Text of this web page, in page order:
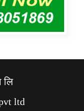
लि
ltd